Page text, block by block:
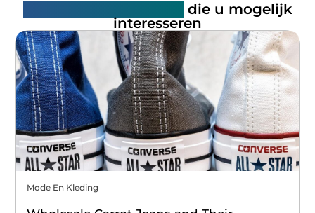
die u mogelijk
interesseren
Mode En Kleding